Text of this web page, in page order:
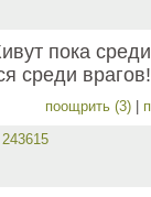
пока среди
среди врагов!
поощрить (3)